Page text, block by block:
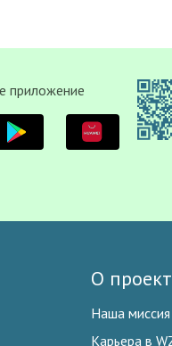
приложение
О
Наша миссия
Карьера в